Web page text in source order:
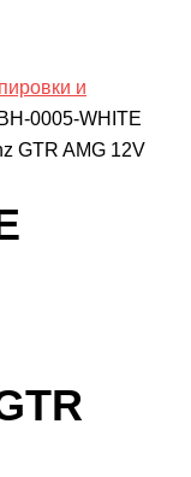
и
0005-WHITE
GTR AMG 12V